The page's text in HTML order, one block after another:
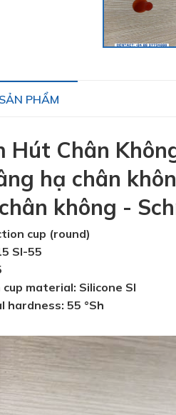
PHẨM
Hút Chân
hạ chân
không -
cup (round)
SI-55
material: Silicone SI
hardness: 55 °Sh